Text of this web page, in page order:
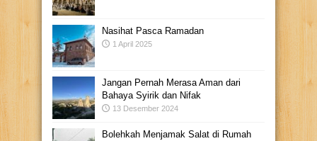
Nasihat Pasca Ramadan
1 April 2025
Jangan Pernah Merasa Aman dari
Bahaya Syirik dan Nifak
13 Desember 2024
Bolehkah Menjamak Salat di Rumah